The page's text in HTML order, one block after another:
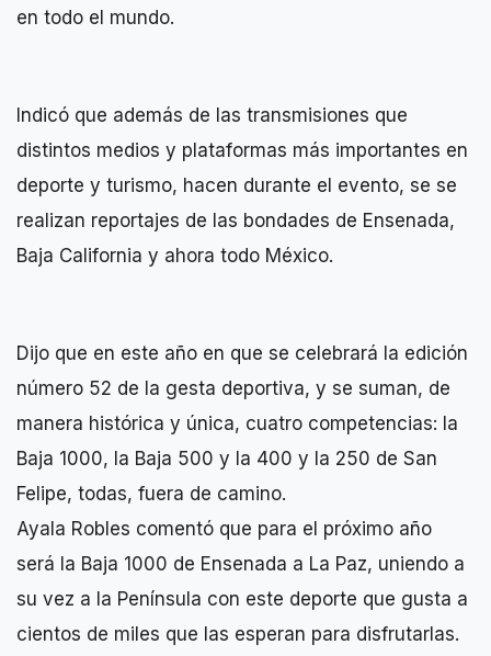
en todo el mundo.
Indicó que además de las transmisiones que
distintos medios y plataformas más importantes en
deporte y turismo, hacen durante el evento, se se
realizan reportajes de las bondades de Ensenada,
Baja California y ahora todo México.
Dijo que en este año en que se celebrará la edición
número 52 de la gesta deportiva, y se suman, de
manera histórica y única, cuatro competencias: la
Baja 1000, la Baja 500 y la 400 y la 250 de San
Felipe, todas, fuera de camino.
Ayala Robles comentó que para el próximo año
será la Baja 1000 de Ensenada a La Paz, uniendo a
su vez a la Península con este deporte que gusta a
cientos de miles que las esperan para disfrutarlas.